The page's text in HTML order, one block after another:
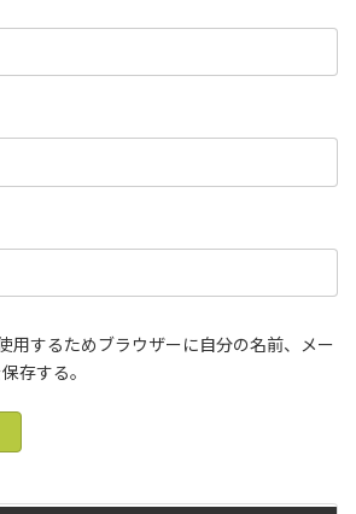
用するためブラウザーに自分の名前、メー
存する。